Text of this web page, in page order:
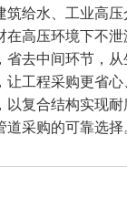
给水、工业高
高压环境下不
去中间环节，
工程采购更省心
复合结构实现
采购的可靠选择